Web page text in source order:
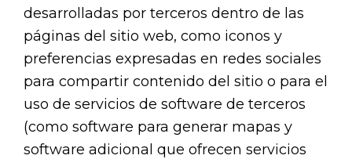
desarrolladas por terceros dentro de las
páginas del sitio web, como iconos y
preferencias expresadas en redes sociales
para compartir contenido del sitio o para el
uso de servicios de software de terceros
(como software para generar mapas y
software adicional que ofrecen servicios